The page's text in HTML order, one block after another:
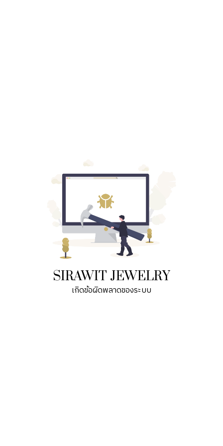
SIRAWIT JEWELRY
เกิดข้อผิดพลาดของระบบ